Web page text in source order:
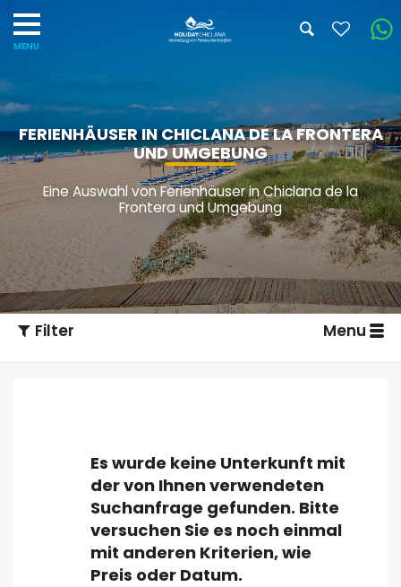
FERIENHÄUSER IN CHICLANA DE LA FRONTERA
UND UMGEBUNG
Eine Auswahl von Ferienhäuser in Chiclana de la
Frontera und Umgebung
Filter Menu
Art der Unterkunft
Personen
Es wurde keine Unterkunft mit
der von Ihnen verwendeten
Suchanfrage gefunden. Bitte
versuchen Sie es noch einmal
mit anderen Kriterien, wie
Preis oder Datum.